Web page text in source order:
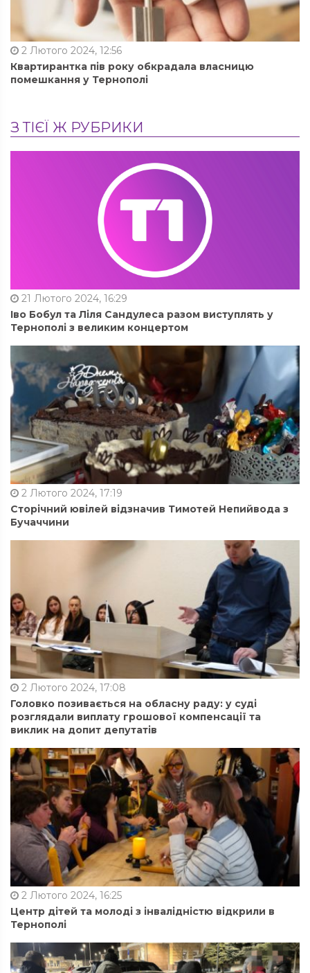
2 Лютого 2024, 12:56
Квартирантка пів року обкрадала власницю
помешкання у Тернополі
З ТІЄЇ Ж РУБРИКИ
21 Лютого 2024, 16:29
Іво Бобул та Ліля Сандулеса разом виступлять у
Тернополі з великим концертом
2 Лютого 2024, 17:19
Сторічний ювілей відзначив Тимотей Непийвода з
Бучаччини
2 Лютого 2024, 17:08
Головко позивається на обласну раду: у суді
розглядали виплату грошової компенсації та
виклик на допит депутатів
2 Лютого 2024, 16:25
Центр дітей та молоді з інвалідністю відкрили в
Тернополі